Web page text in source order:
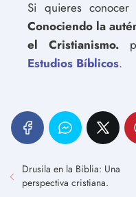
Si quieres
Conociendo la
el Cristianismo.
Estudios Bíblicos.
Drusila en la Biblia: Una
perspectiva cristiana.